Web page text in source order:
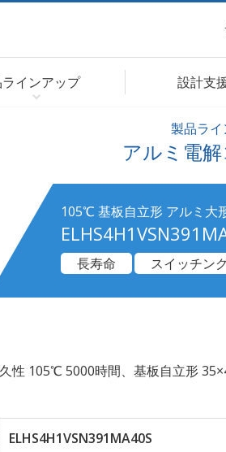
インアップ 設計支
製品ラ
アルミ電
105℃ 基板自立形 アルミ大
長寿命
スイッチン
性 105℃ 5000時間、基板自立形
ELHS4H1VSN391MA40S